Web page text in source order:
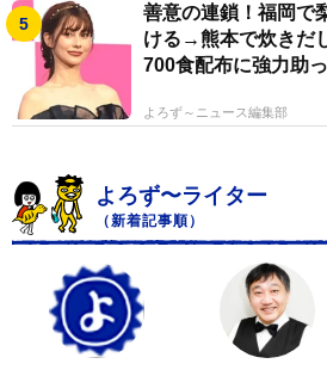
ど全国から集まり、女性の姿もあ
とオオツカによるサイン&撮影会
デで開催される。
ＡＶという世界を起点に仕事の
く。
善意の連鎖！福岡で
ける→熊本で炊きだ
700食配布に強力助
よろず～ニュース編集部
よろず〜ライター
（新着記事順）